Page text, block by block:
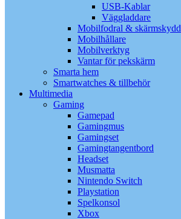
USB-Kablar
Väggladdare
Mobilfodral & skärmskydd
Mobilhållare
Mobilverktyg
Vantar för pekskärm
Smarta hem
Smartwatches & tillbehör
Multimedia
Gaming
Gamepad
Gamingmus
Gamingset
Gamingtangentbord
Headset
Musmatta
Nintendo Switch
Playstation
Spelkonsol
Xbox